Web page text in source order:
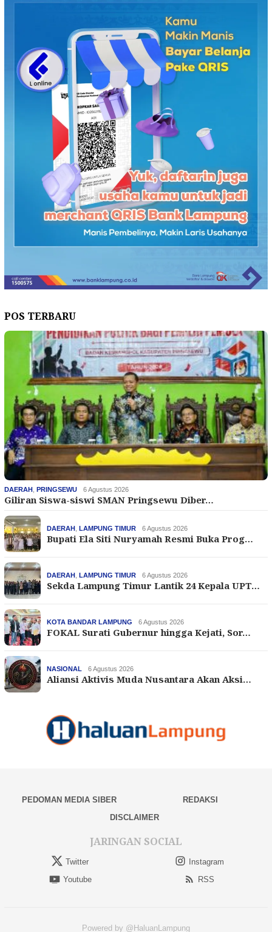
POS TERBARU
DAERAH PRINGSEWU 6 Agustus 2026
Giliran Siswa-siswi SMAN Pringsewu Diber…
DAERAH LAMPUNG TIMUR 6 Agustus 2026
Bupati Ela Siti Nuryamah Resmi Buka Prog…
DAERAH LAMPUNG TIMUR 6 Agustus 2026
Sekda Lampung Timur Lantik 24 Kepala UPT…
KOTA BANDAR LAMPUNG 6 Agustus 2026
FOKAL Surati Gubernur hingga Kejati, Sor…
NASIONAL 6 Agustus 2026
Aliansi Aktivis Muda Nusantara Akan Aksi…
PEDOMAN MEDIA SIBER
REDAKSI
DISCLAIMER
JARINGAN SOCIAL
Twitter
Instagram
Youtube
RSS
Powered by @HaluanLampung